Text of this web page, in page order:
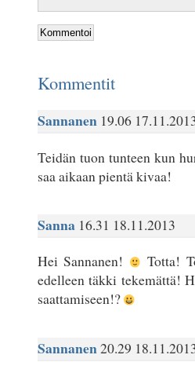
Kommentit
Sannanen19.06
Teidän tuon tunteen kun
saa aikaan pientä kivaa!
Sanna16.31 18.11.2013
Hei Sannanen!
Totta!
edelleen täkki tekemättä!
saattamiseen!?
Sannanen20.29